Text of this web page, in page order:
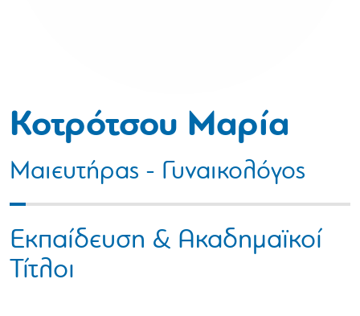
Κοτρότσου Μαρία
Μαιευτήρας - Γυναικολόγος
Εκπαίδευση & Ακαδημαϊκοί
Τίτλοι